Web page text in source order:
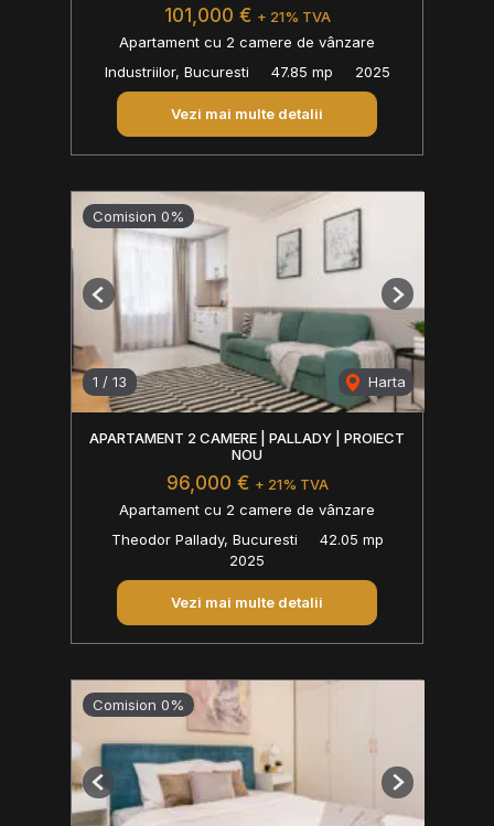
101,000 € + 21% TVA
Apartament cu 2 camere de vânzare
Industriilor, Bucuresti
47.85 mp 2025
Vezi mai multe detalii
Comision 0%
1 / 13 Harta
Previous Next
APARTAMENT 2 CAMERE | PALLADY | PROIECT
NOU
96,000 € + 21% TVA
Apartament cu 2 camere de vânzare
Theodor Pallady, Bucuresti
42.05 mp
2025
Vezi mai multe detalii
Comision 0%
Previous Next